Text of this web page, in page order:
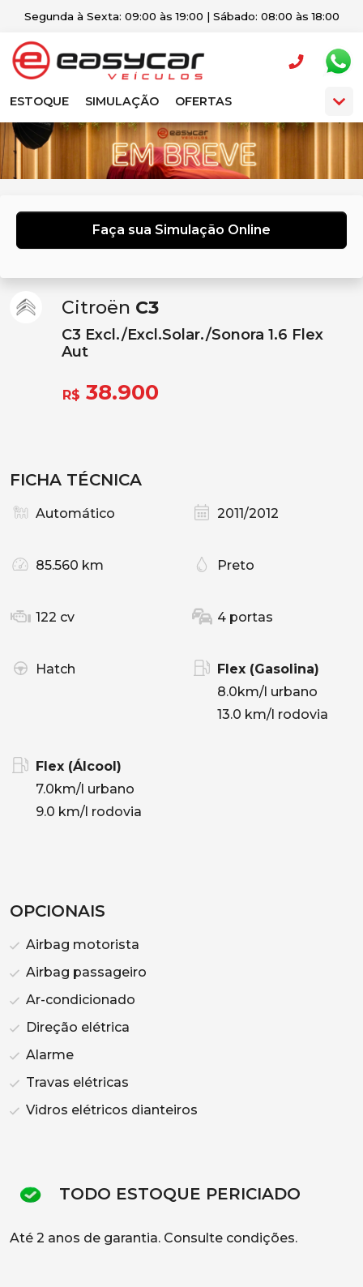
Segunda à Sexta: 09:00 às 19:00 | Sábado: 08:00 às 18:00
ESTOQUE SIMULAÇÃO OFERTAS
Faça sua Simulação Online
Citroën C3
C3 Excl./Excl.Solar./Sonora 1.6 Flex
Aut
R$ 38.900
FICHA TÉCNICA
Automático 2011/2012
85.560 km Preto
122 cv 4 portas
Hatch
Flex (Gasolina)
8.0km/l urbano
13.0 km/l rodovia
Flex (Álcool)
7.0km/l urbano
9.0 km/l rodovia
OPCIONAIS
Airbag motorista
Airbag passageiro
Ar-condicionado
Direção elétrica
Alarme
Travas elétricas
Vidros elétricos dianteiros
TODO ESTOQUE PERICIADO
Até 2 anos de garantia. Consulte condições.